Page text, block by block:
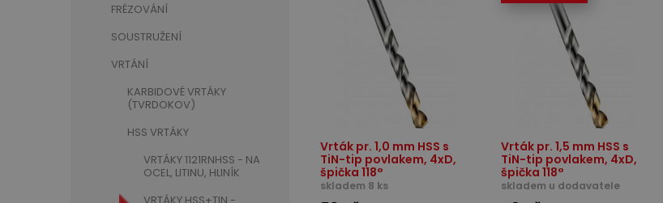
FRÉZOVÁNÍ
SOUSTRUŽENÍ
VRTÁNÍ
KARBIDOVÉ VRTÁKY
(TVRDOKOV)
HSS VRTÁKY
VRTÁKY 1121RNHSS - NA
OCEL, LITINU, HLINÍK
Vrták pr. 1,0 mm HSS s
TiN-tip povlakem, 4xD,
špička 118°
skladem 8 ks
Vrták pr. 1,5 mm HSS s
TiN-tip povlakem, 4xD,
špička 118°
skladem u dodavatele